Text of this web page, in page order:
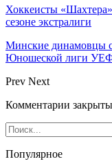
Хоккеисты
сезоне экстралиги
Минские динамовцы
Юношеской лиги
Prev Next
Комментарии
Популярное